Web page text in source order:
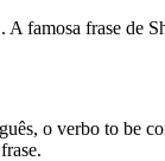
. A famosa frase de
o verbo to be